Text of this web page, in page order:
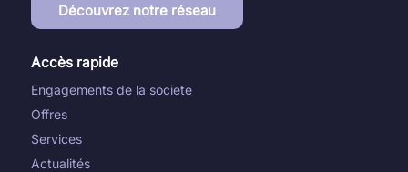
Découvrez notre réseau
Accès rapide
Engagements de la societe
Offres
Services
Actualités